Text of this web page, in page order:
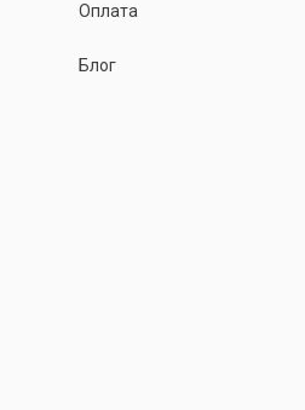
Оплата
Блог